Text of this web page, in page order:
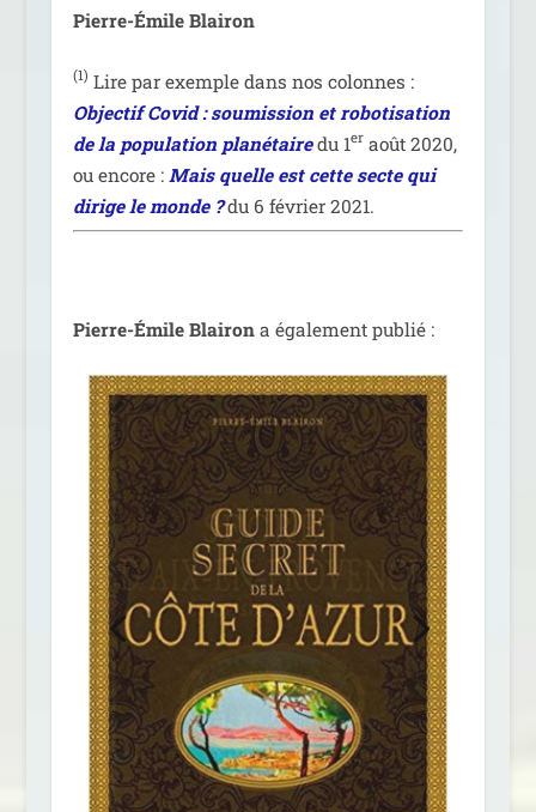
Pierre-Émile Blairon
(1) Lire par exemple dans nos colonnes :
Objectif Covid : sou­mis­sion et robo­ti­sa­tion
de la popu­la­tion pla­né­tairedu 1eraoût 2020,
ou encore : Mais quelle est cette secte qui
dirige le monde ?du 6 février 2021.
Pierre-Émile Blairona éga­le­ment publié :